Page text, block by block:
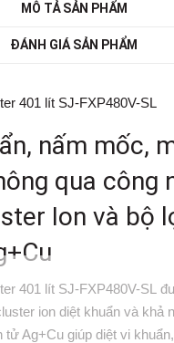
MÔ TẢ SẢN PHẨM
ĐÁNH GIÁ SẢN PHẨM
401 lít SJ-FXP480V-SL
nấm mốc,
qua công
Ion và bộ
401 lít SJ-FXP480V-SL
ion diệt khuẩn và khả
tử Ag+Cu giúp diệt vi